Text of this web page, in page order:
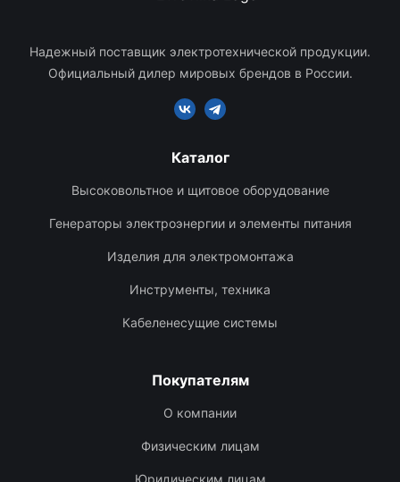
Надежный поставщик электротехнической продукции.
Официальный дилер мировых брендов в России.
Каталог
Высоковольтное и щитовое оборудование
Генераторы электроэнергии и элементы питания
Изделия для электромонтажа
Инструменты, техника
Кабеленесущие системы
Покупателям
О компании
Физическим лицам
Юридическим лицам